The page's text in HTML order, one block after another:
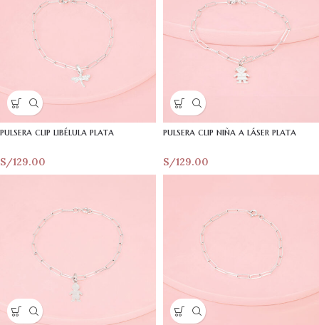
pulsera clip libélula plata
S/129.00
pulsera clip niña a láser plata
S/129.00